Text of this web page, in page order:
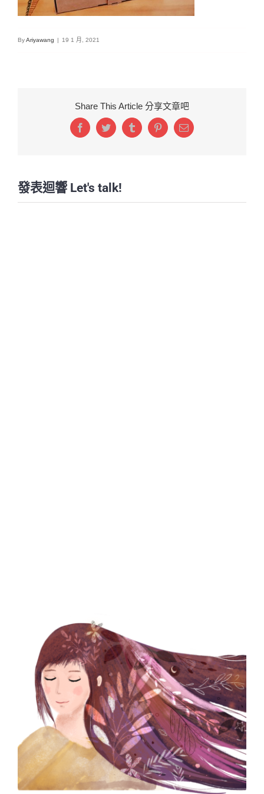
ByAriyawang | 19 1 月, 2021
Share This Article 分享文章吧
FacebookTwitterTumblrPinterestEmail:
發表迴響 Let's talk!